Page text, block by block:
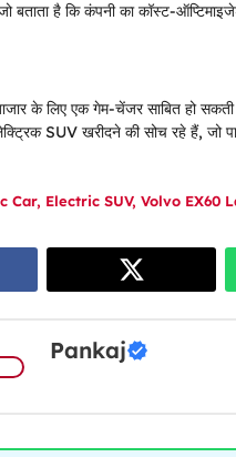
बताता है कि कंपनी का कॉस्ट-
के लिए एक गेम-चेंजर साबित हो
SUV खरीदने की सोच रहे हैं, जो
Car, Electric SUV, Volvo EX60
Pankaj